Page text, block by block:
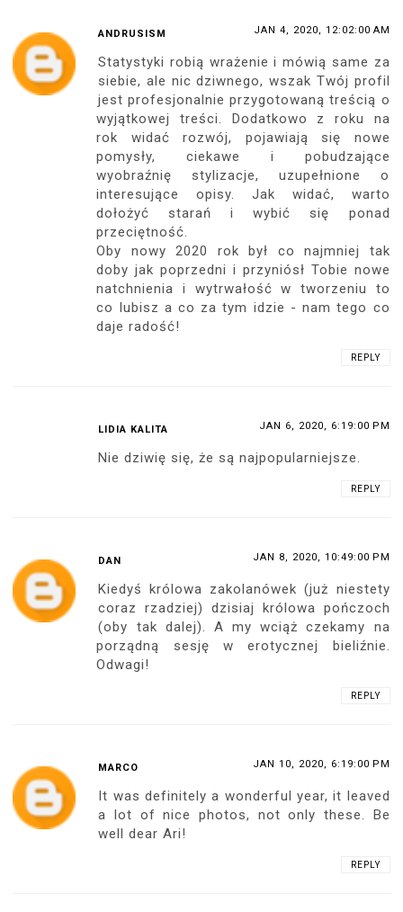
ANDRUSISM JAN 4, 2020, 12:02:00 AM
Statystyki robią wrażenie i mówią same za
siebie, ale nic dziwnego, wszak Twój profil
jest profesjonalnie przygotowaną treścią o
wyjątkowej treści. Dodatkowo z roku na
rok widać rozwój, pojawiają się nowe
pomysły, ciekawe i pobudzające
wyobraźnię stylizacje, uzupełnione o
interesujące opisy. Jak widać, warto
dołożyć starań i wybić się ponad
przeciętność.
Oby nowy 2020 rok był co najmniej tak
doby jak poprzedni i przyniósł Tobie nowe
natchnienia i wytrwałość w tworzeniu to
co lubisz a co za tym idzie - nam tego co
daje radość!
REPLY
LIDIA KALITA JAN 6, 2020, 6:19:00 PM
Nie dziwię się, że są najpopularniejsze.
REPLY
DAN JAN 8, 2020, 10:49:00 PM
Kiedyś królowa zakolanówek (już niestety
coraz rzadziej) dzisiaj królowa pończoch
(oby tak dalej). A my wciąż czekamy na
porządną sesję w erotycznej bieliźnie.
Odwagi!
REPLY
MARCO JAN 10, 2020, 6:19:00 PM
It was definitely a wonderful year, it leaved
a lot of nice photos, not only these. Be
well dear Ari!
REPLY